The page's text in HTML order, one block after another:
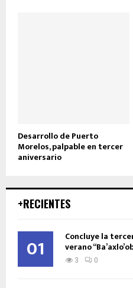
Desarrollo de Puerto
Morelos, palpable en tercer
aniversario
+RECIENTES
01 Concluye la
verano
3 0